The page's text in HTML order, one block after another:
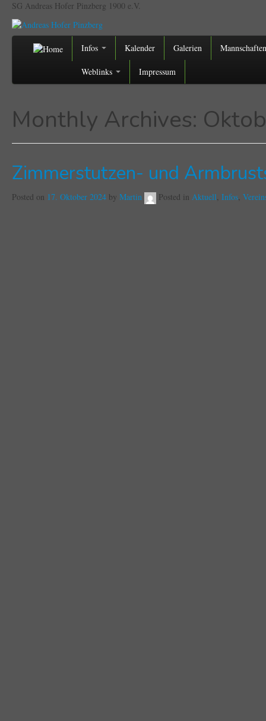
SG Andreas Hofer Pinzberg 1900 e.V.
Infos Kalender Galerien
Weblinks Impressum
Monthly Archives:
Zimmerstutzen- und
Posted on 17. Oktober 2024 by Martin Posted in Aktuell, Infos,